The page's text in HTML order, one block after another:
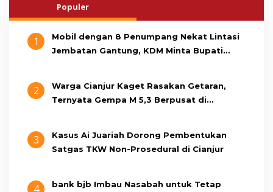
Populer
1
Mobil dengan 8 Penumpang Nekat Lintasi
Jembatan Gantung, KDM Minta Bupati
2
Warga Cianjur Kaget Rasakan Getaran,
Ternyata Gempa M 5,3 Berpusat di
3
Kasus Ai Juariah Dorong Pembentukan
Satgas TKW Non-Prosedural di Cianjur
4
bank bjb Imbau Nasabah untuk Tetap